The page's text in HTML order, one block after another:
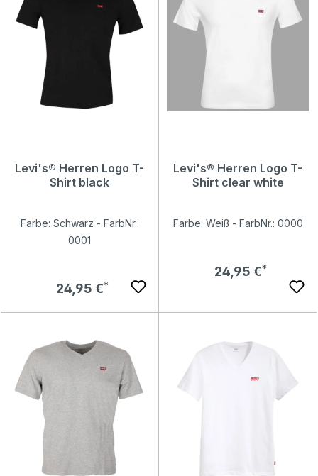
Levi's® Herren Logo T-
Shirt black
Farbe: Schwarz - FarbNr.:
0001
Regulärer Preis:
24,95 €
Levi's® Herren Logo T-
Shirt clear white
Farbe: Weiß - FarbNr.: 0000
Regulärer Preis:
24,95 €